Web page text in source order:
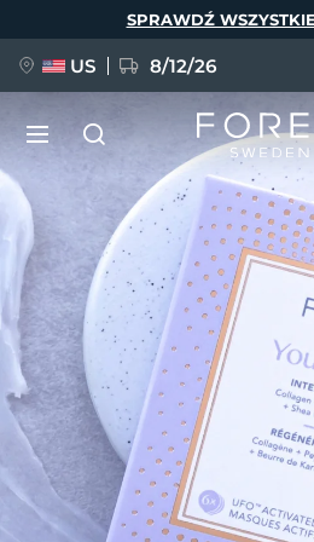
SPRAWDŹ
US 8/12/26
NOWOŚĆ
FAQ™ Pure Beauty-Tech
BREAKING NEWS
issa™ Teeth Whitening Set
Język
English Deutsch
Français
Italiano
Polski
Svenska
Türkçe
简体中文